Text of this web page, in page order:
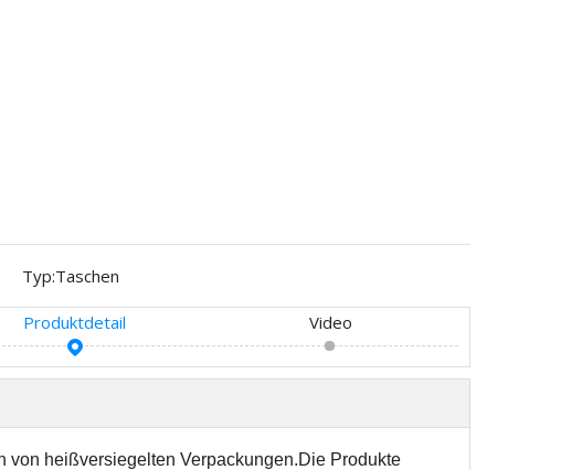
Typ:Taschen
Produktdetail Video
von heißversiegelten Verpackungen.Die Produkte